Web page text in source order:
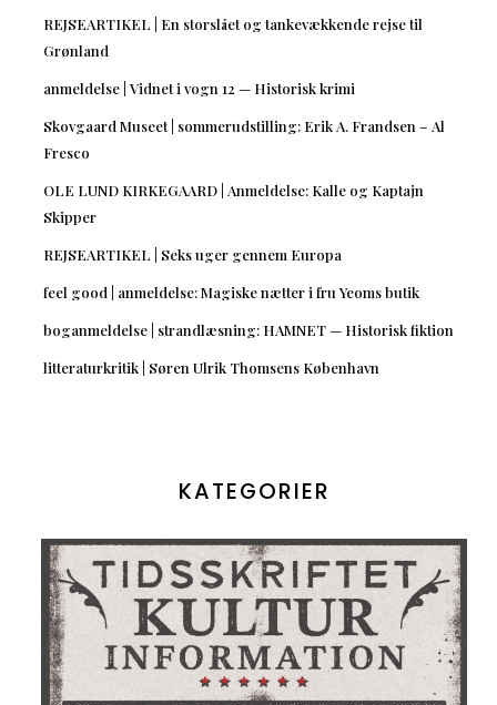
REJSEARTIKEL | En storslået og tankevækkende rejse til
Grønland
anmeldelse | Vidnet i vogn 12 — Historisk krimi
Skovgaard Museet | sommerudstilling: Erik A. Frandsen – Al
Fresco
OLE LUND KIRKEGAARD | Anmeldelse: Kalle og Kaptajn
Skipper
REJSEARTIKEL | Seks uger gennem Europa
feel good | anmeldelse: Magiske nætter i fru Yeoms butik
boganmeldelse | strandlæsning: HAMNET — Historisk fiktion
litteraturkritik | Søren Ulrik Thomsens København
KATEGORIER